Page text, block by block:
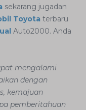
sekarang jugadan
Toyota terbaru
Auto2000. Anda
mengalami
dengan
kemajuan
pemberitahuan